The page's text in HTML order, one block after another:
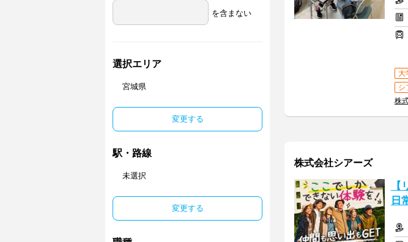
を含まない
選択エリア
宮城県
変更する
駅・路線
未選択
変更する
大
シ
株
株式会社シアーズ
日